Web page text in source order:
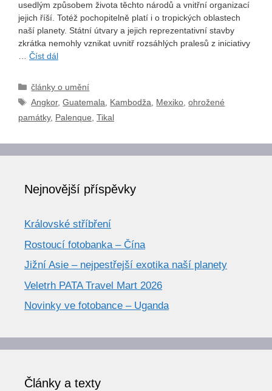
usedlým způsobem života těchto národů a vnitřní organizací
jejich říší. Totéž pochopitelně platí i o tropických oblastech
naší planety. Státní útvary a jejich reprezentativní stavby
zkrátka nemohly vznikat uvnitř rozsáhlých pralesů z iniciativy
… Číst dál
Rubriky
články o umění
Štítky
Angkor,Guatemala, Kambodža, Mexiko,ohrožené
památky, Palenque, Tikal
Nejnovější příspěvky
Královské stříbření
Rostoucí fotobanka – Čína
Jižní Asie – nejpestřejší exotika naší planety
Veletrh PATA Travel Mart 2026
Novinky ve fotobance – Uganda
Články a texty